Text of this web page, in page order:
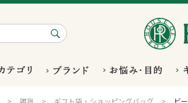
> 雑貨 > ギフト袋・ショッピングバッグ >
ビ